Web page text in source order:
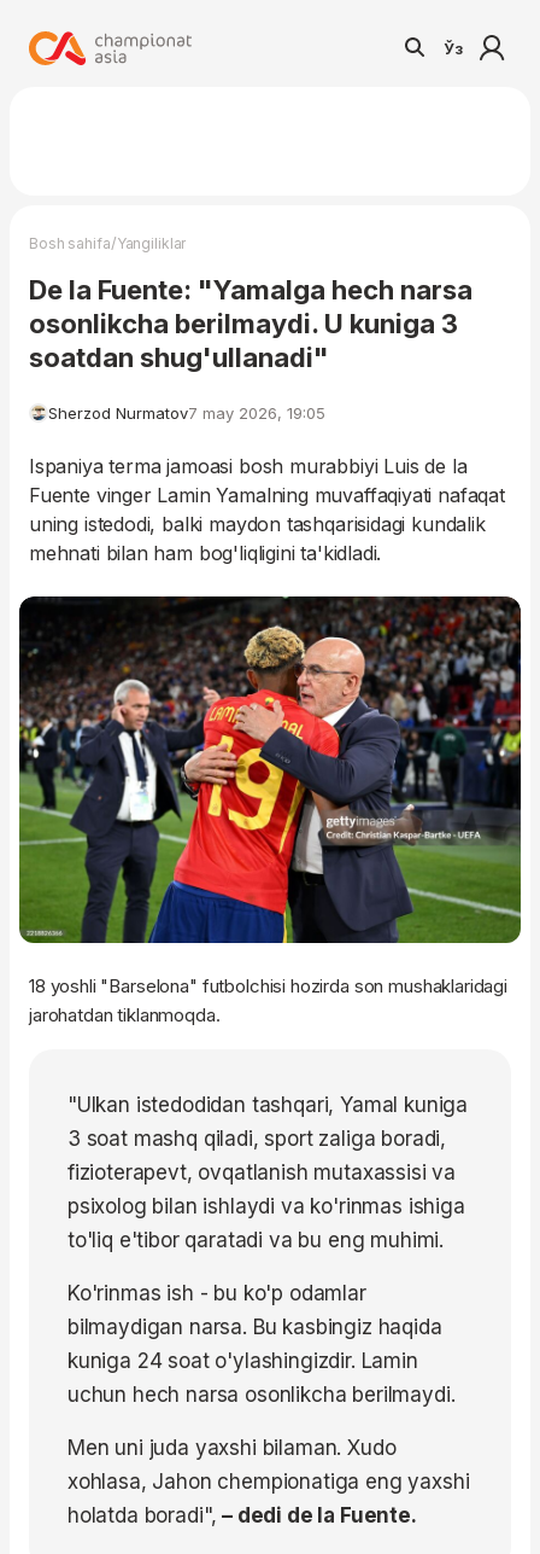
Ўз
Bosh sahifa/Yangiliklar
De la Fuente: "Yamalga hech narsa
osonlikcha berilmaydi. U kuniga 3
soatdan shug'ullanadi"
Sherzod Nurmatov7 may 2026, 19:05
Ispaniya terma jamoasi bosh murabbiyi Luis de la
Fuente vinger Lamin Yamalning muvaffaqiyati nafaqat
uning istedodi, balki maydon tashqarisidagi kundalik
mehnati bilan ham bog'liqligini ta'kidladi.
18 yoshli "Barselona" futbolchisi hozirda son mushaklaridagi
jarohatdan tiklanmoqda.
"Ulkan istedodidan tashqari, Yamal kuniga
3 soat mashq qiladi, sport zaliga boradi,
fizioterapevt, ovqatlanish mutaxassisi va
psixolog bilan ishlaydi va ko'rinmas ishiga
to'liq e'tibor qaratadi va bu eng muhimi.
Ko'rinmas ish - bu ko'p odamlar
bilmaydigan narsa. Bu kasbingiz haqida
kuniga 24 soat o'ylashingizdir. Lamin
uchun hech narsa osonlikcha berilmaydi.
Men uni juda yaxshi bilaman. Xudo
xohlasa, Jahon chempionatiga eng yaxshi
holatda boradi", – dedi de la Fuente.